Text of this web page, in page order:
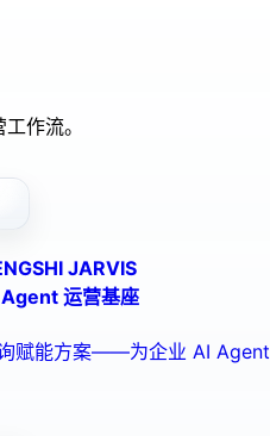
作流。
JARVIS
运营基座
赋能方案——为企业 AI Agent